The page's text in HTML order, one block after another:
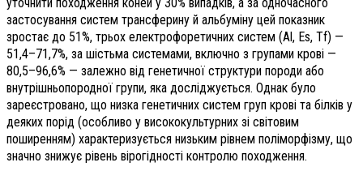
застосування систем трансферину й альбуміну цей показник
зростає до 51%, трьох електрофоретичних систем (Al, Es, Tf) —
51,4–71,7%, за шістьма системами, включно з групами крові —
80,5–96,6% — залежно від генетичної структури породи або
внутрішньопородної групи, яка досліджується. Однак було
зареєстровано, що низка генетичних систем груп крові та білків у
деяких порід (особливо у висококультурних зі світовим
поширенням) характеризується низьким рівнем поліморфізму, що
значно знижує рівень вірогідності контролю походження.